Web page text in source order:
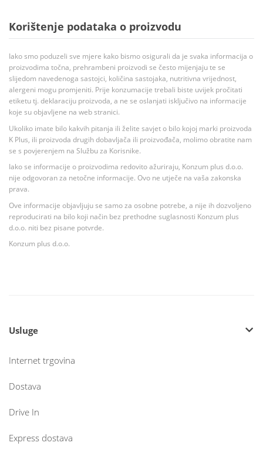
Korištenje podataka o proizvodu
Iako smo poduzeli sve mjere kako bismo osigurali da je svaka informacija o
proizvodima točna, prehrambeni proizvodi se često mijenjaju te se
slijedom navedenoga sastojci, količina sastojaka, nutritivna vrijednost,
alergeni mogu promjeniti. Prije konzumacije trebali biste uvijek pročitati
etiketu tj. deklaraciju proizvoda, a ne se oslanjati isključivo na informacije
koje su objavljene na web stranici.
Ukoliko imate bilo kakvih pitanja ili želite savjet o bilo kojoj marki proizvoda
K Plus, ili proizvoda drugih dobavljača ili proizvođača, molimo obratite nam
se s povjerenjem na Službu za Korisnike.
Iako se informacije o proizvodima redovito ažuriraju, Konzum plus d.o.o.
nije odgovoran za netočne informacije. Ovo ne utječe na vaša zakonska
prava.
Ove informacije objavljuju se samo za osobne potrebe, a nije ih dozvoljeno
reproducirati na bilo koji način bez prethodne suglasnosti Konzum plus
d.o.o. niti bez pisane potvrde.
Konzum plus d.o.o.
Usluge
Internet trgovina
Dostava
Drive In
Express dostava